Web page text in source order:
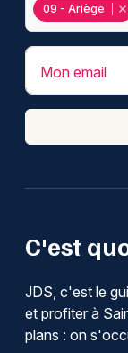
C'est
JDS, c'est le
et profiter à
plans : on
09 - Ariège
Mon email